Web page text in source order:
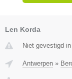
Len Korda
Niet gevestigd
Antwerpen »